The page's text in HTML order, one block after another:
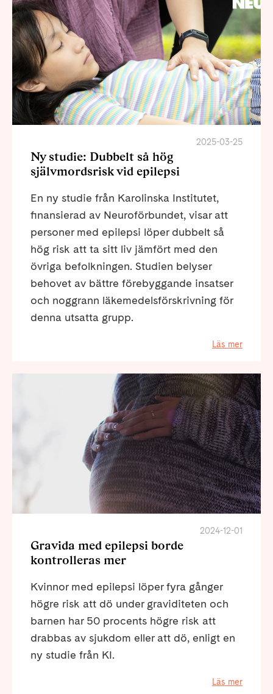
2025-03-25
Ny studie: Dubbelt så hög
självmordsrisk vid epilepsi
En ny studie från Karolinska Institutet,
finansierad av Neuroförbundet, visar att
personer med epilepsi löper dubbelt så
hög risk att ta sitt liv jämfört med den
övriga befolkningen. Studien belyser
behovet av bättre förebyggande insatser
och noggrann läkemedelsförskrivning för
denna utsatta grupp.
Läs mer
2024-12-01
Gravida med epilepsi borde
kontrolleras mer
Kvinnor med epilepsi löper fyra gånger
högre risk att dö under graviditeten och
barnen har 50 procents högre risk att
drabbas av sjukdom eller att dö, enligt en
ny studie från KI.
Läs mer